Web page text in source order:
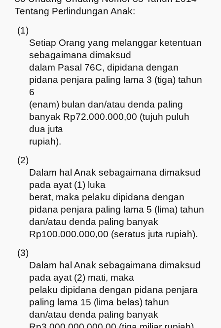
Tentang Perlindungan Anak:
(1)
Setiap Orang yang melanggar ketentuan
sebagaimana dimaksud
dalam Pasal 76C, dipidana dengan
pidana penjara paling lama 3 (tiga) tahun
6
(enam) bulan dan/atau denda paling
banyak Rp72.000.000,00 (tujuh puluh
dua juta
rupiah).
(2)
Dalam hal Anak sebagaimana dimaksud
pada ayat (1) luka
berat, maka pelaku dipidana dengan
pidana penjara paling lama 5 (lima) tahun
dan/atau denda paling banyak
Rp100.000.000,00 (seratus juta rupiah).
(3)
Dalam hal Anak sebagaimana dimaksud
pada ayat (2) mati, maka
pelaku dipidana dengan pidana penjara
paling lama 15 (lima belas) tahun
dan/atau denda paling banyak